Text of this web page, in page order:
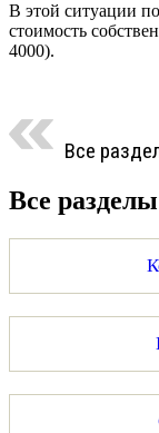
В этой ситуации
стоимость
4000).
Все
Все разделы